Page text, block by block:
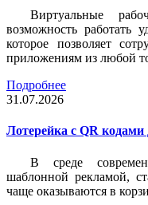
Виртуальные
возможность работать
которое позволяет
приложениям из любой
Подробнее
31.07.2026
Лотерейка c QR
В среде
шаблонной рекламой,
чаще оказываются в